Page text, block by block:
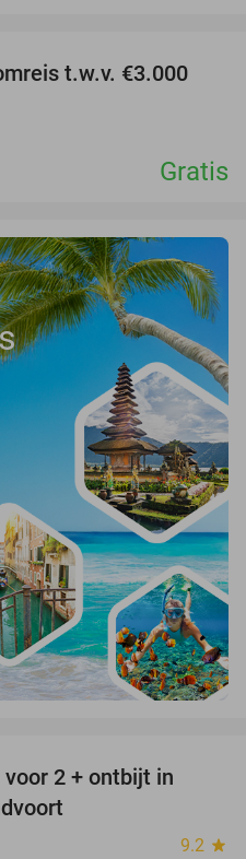
t.w.v. €3.000
Gratis
2 + ontbijt in
9.2 star